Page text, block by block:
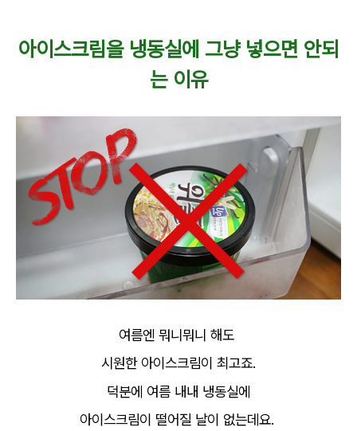
아이스크림을 냉동실에 그냥 넣으면 안되
는 이유
여름엔 뭐니뭐니 해도
시원한 아이스크림이 최고죠.
덕분에 여름 내내 냉동실에
아이스크림이 떨어질 날이 없는데요.